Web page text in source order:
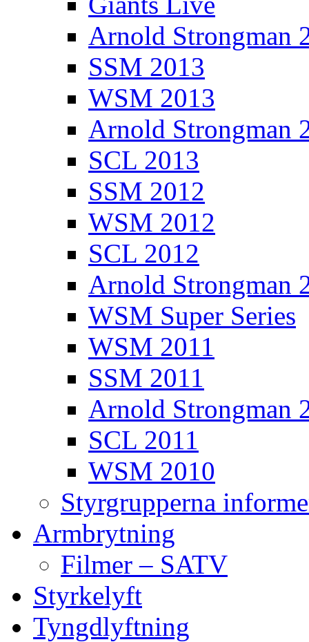
Arnold Strongman
SSM 2013
WSM 2013
Arnold Strongman
SCL 2013
SSM 2012
WSM 2012
SCL 2012
Arnold Strongman
WSM Super Series
WSM 2011
SSM 2011
Arnold Strongman
SCL 2011
WSM 2010
Styrgrupperna
Armbrytning
Filmer – SATV
Styrkelyft
Tyngdlyftning